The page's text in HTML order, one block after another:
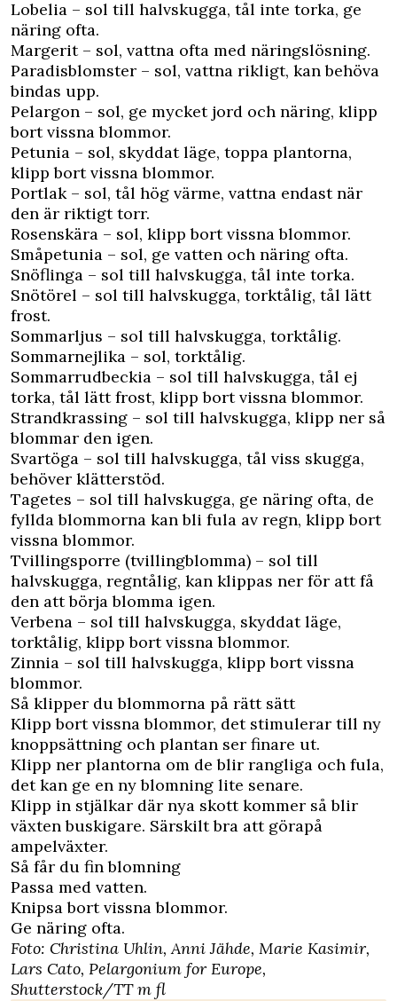
Lobelia – sol till halvskugga, tål inte torka, ge
näring ofta.
Margerit – sol, vattna ofta med näringslösning.
Paradisblomster – sol, vattna rikligt, kan behöva
bindas upp.
Pelargon – sol, ge mycket jord och näring, klipp
bort vissna blommor.
Petunia – sol, skyddat läge, toppa plantorna,
klipp bort vissna blommor.
Portlak – sol, tål hög värme, vattna endast när
den är riktigt torr.
Rosenskära – sol, klipp bort vissna blommor.
Småpetunia – sol, ge vatten och näring ofta.
Snöflinga – sol till halvskugga, tål inte torka.
Snötörel – sol till halvskugga, torktålig, tål lätt
frost.
Sommarljus – sol till halvskugga, torktålig.
Sommarnejlika – sol, torktålig.
Sommarrudbeckia – sol till halvskugga, tål ej
torka, tål lätt frost, klipp bort vissna blommor.
Strandkrassing – sol till halvskugga, klipp ner så
blommar den igen.
Svartöga – sol till halvskugga, tål viss skugga,
behöver klätterstöd.
Tagetes – sol till halvskugga, ge näring ofta, de
fyllda blommorna kan bli fula av regn, klipp bort
vissna blommor.
Tvillingsporre (tvillingblomma) – sol till
halvskugga, regntålig, kan klippas ner för att få
den att börja blomma igen.
Verbena – sol till halvskugga, skyddat läge,
torktålig, klipp bort vissna blommor.
Zinnia – sol till halvskugga, klipp bort vissna
blommor.
Så klipper du blommorna på rätt sätt
Klipp bort vissna blommor, det stimulerar till ny
knoppsättning och plantan ser finare ut.
Klipp ner plantorna om de blir rangliga och fula,
det kan ge en ny blomning lite senare.
Klipp in stjälkar där nya skott kommer så blir
växten buskigare. Särskilt bra att görapå
ampelväxter.
Så får du fin blomning
Passa med vatten.
Knipsa bort vissna blommor.
Ge näring ofta.
Foto: Christina Uhlin, Anni Jähde, Marie Kasimir,
Lars Cato, Pelargonium for Europe,
Shutterstock/TT m fl